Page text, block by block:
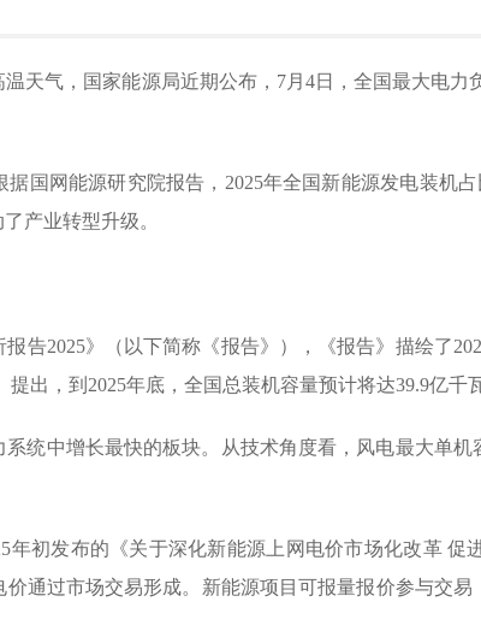
天气，国家能源局近期公布，7月4日，全国最大电
国网能源研究院报告，2025年全国新能源发电装机
产业转型升级。
告2025》（以下简称《报告》），《报告》描绘了
出，到2025年底，全国总装机容量预计将达39.9亿千
统中增长最快的板块。从技术角度看，风电最大单
年初发布的《关于深化新能源上网电价市场化改革
通过市场交易形成。新能源项目可报量报价参与交